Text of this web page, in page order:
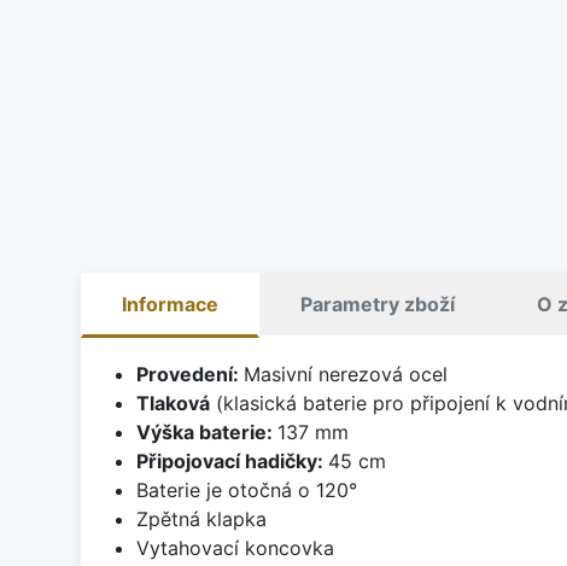
Informace Parametry zboží O
Provedení: Masivní nerezová ocel
Tlaková(klasická baterie pro připojení k
Výška baterie: 137 mm
Připojovací hadičky: 45 cm
Baterie je otočná o 120°
Zpětná klapka
Vytahovací koncovka